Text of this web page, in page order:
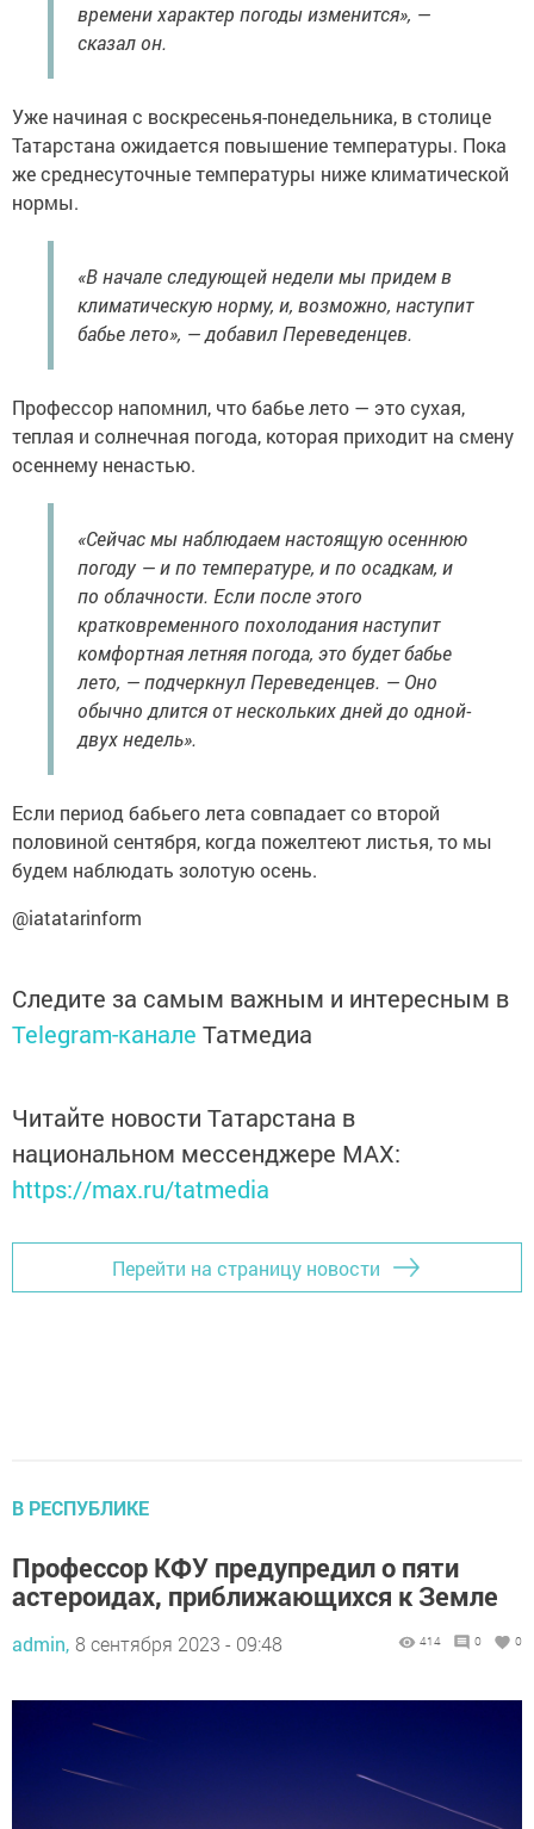
времени характер погоды изменится», —
сказал он.
Уже начиная с воскресенья-понедельника, в столице
Татарстана ожидается повышение температуры. Пока
же среднесуточные температуры ниже климатической
нормы.
«В начале следующей недели мы придем в
климатическую норму, и, возможно, наступит
бабье лето», — добавил Переведенцев.
Профессор напомнил, что бабье лето — это сухая,
теплая и солнечная погода, которая приходит на смену
осеннему ненастью.
«Сейчас мы наблюдаем настоящую осеннюю
погоду — и по температуре, и по осадкам, и
по облачности. Если после этого
кратковременного похолодания наступит
комфортная летняя погода, это будет бабье
лето, — подчеркнул Переведенцев. — Оно
обычно длится от нескольких дней до одной-
двух недель».
Если период бабьего лета совпадает со второй
половиной сентября, когда пожелтеют листья, то мы
будем наблюдать золотую осень.
@iatatarinform
Следите за самым важным и интересным в
Telegram-канале Татмедиа
Читайте новости Татарстана в
национальном мессенджере MАХ:
https://max.ru/tatmedia
Перейти на страницу новости
В РЕСПУБЛИКЕ
Профессор КФУ предупредил о пяти
астероидах, приближающихся к Земле
admin, 8 сентября 2023 - 09:48 414 0 0